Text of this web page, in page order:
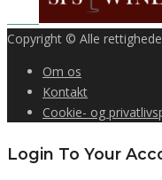
Copyright © Alle
Om os
Kontakt
Cookie- og
Login To Your